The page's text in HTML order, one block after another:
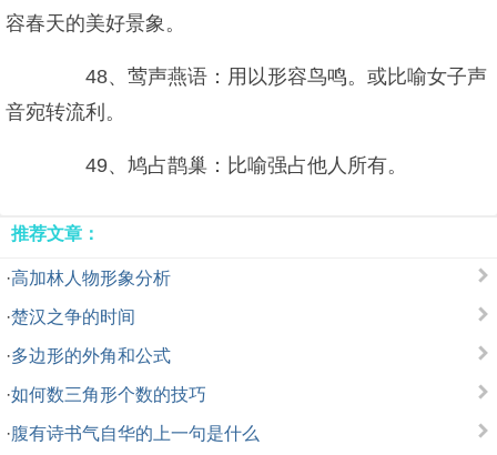
容春天的美好景象。
48、莺声燕语：用以形容鸟鸣。或比喻女子声
音宛转流利。
49、鸠占鹊巢：比喻强占他人所有。
推荐文章：
·高加林人物形象分析
·楚汉之争的时间
·多边形的外角和公式
·如何数三角形个数的技巧
·腹有诗书气自华的上一句是什么